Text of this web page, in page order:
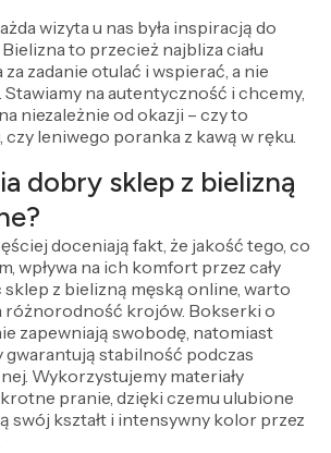
wizyta u nas była inspiracją do
to przecież najbliza ciału
zadanie otulać i wspierać, a nie
na autentyczność i chcemy,
niezależnie od okazji – czy to
leniwego poranka z kawą w ręku.
dobry sklep z bielizną
doceniają fakt, że jakość tego, co
wpływa na ich komfort przez cały
z bielizną męską online, warto
różnorodność krojów. Bokserki o
zapewniają swobodę, natomiast
gwarantują stabilność podczas
Wykorzystujemy materiały
pranie, dzięki czemu ulubione
swój kształt i intensywny kolor przez